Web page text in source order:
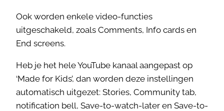
Ook worden enkele video-functies
uitgeschakeld, zoals Comments, Info cards en
End screens.
Heb je het hele YouTube kanaal aangepast op
‘Made for Kids’, dan worden deze instellingen
automatisch uitgezet: Stories, Community tab,
notification bell, Save-to-watch-later en Save-to-